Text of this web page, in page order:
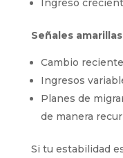
Ingreso
Señales
Cambio
Ingresos
Planes de
de manera
Si tu estabilidad